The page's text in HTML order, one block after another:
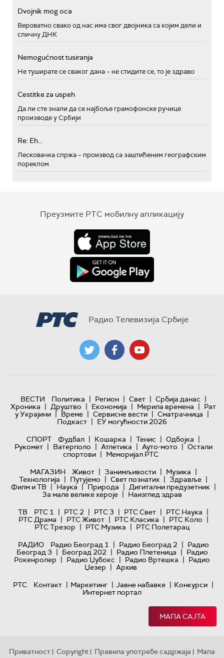
Dvojnik mog oca
Вероватно свако од нас има свог двојника са којим дели и
сличну ДНК
Nemogućnost tusiranja
Не туширате се сваког дана – не стидите се, то је здраво
Cestitke za uspeh
Да ли сте знали да се најбоље грамофонске ручице
производе у Србији
Re: Eh...
Лесковачка спржа – производ са заштићеним географским
пореклом
Преузмите РТС мобилну апликацију
Радио Телевизија Србије
ВЕСТИ Политика | Регион | Свет | Србија данас |
Хроника | Друштво | Економија | Мерила времена | Рат
у Украјини | Време | Сервисне вести | Сматрачница |
Подкаст | ЕУ могућности 2026
СПОРТ
Фудбал | Кошарка | Тенис | Одбојка |
Рукомет | Ватерполо | Атлетика | Ауто-мото | Остали
спортови | Меморијал РТС
МАГАЗИН
Живот | Занимљивости | Музика |
Технологијa | Путујемо | Свет познатих | Здравље |
Филм и ТВ | Наука | Природа | Дигитални предузетник |
За мале велике хероје | Наизглед здрав
ТВ
РТС 1 | РТС 2 | РТС 3 | РТС Свет | РТС Наука |
РТС Драма | РТС Живот | РТС Класика | РТС Коло |
РТС Трезор | РТС Музика | РТС Полетарац
РАДИО
Радио Београд 1 | Радио Београд 2 | Радио
Београд 3 | Београд 202 | Радио Плетеница | Радио
Рокенролер | Радио Џубокс | Радио Вртешка | Радио
Џезер | Архив
РТС
Контакт | Маркетинг | Јавне набавке | Конкурси |
Интернет портал
МАПА САЈТА
Приватност | Copyright | Правила употребе садржаја | Мапа